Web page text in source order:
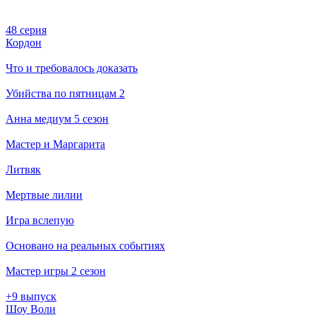
48 серия
Кордон
Что и требовалось доказать
Убийства по пятницам 2
Анна медиум 5 сезон
Мастер и Маргарита
Литвяк
Мертвые лилии
Игра вслепую
Основано на реальных событиях
Мастер игры 2 сезон
+9 выпуск
Шоу Воли